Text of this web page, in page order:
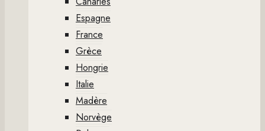
Espagne
France
Grèce
Hongrie
Italie
Madère
Norvège